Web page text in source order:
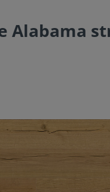
Alabama